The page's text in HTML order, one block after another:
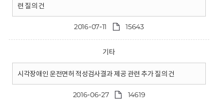
련 질의 건
2016-07-11 15643
기타
시각장애인 운전면허 적성검사결과 제공 관련 추가 질의 건
2016-06-27 14619